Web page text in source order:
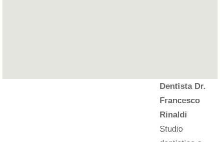
Dentista Dr.
Francesco
Rinaldi
Studio